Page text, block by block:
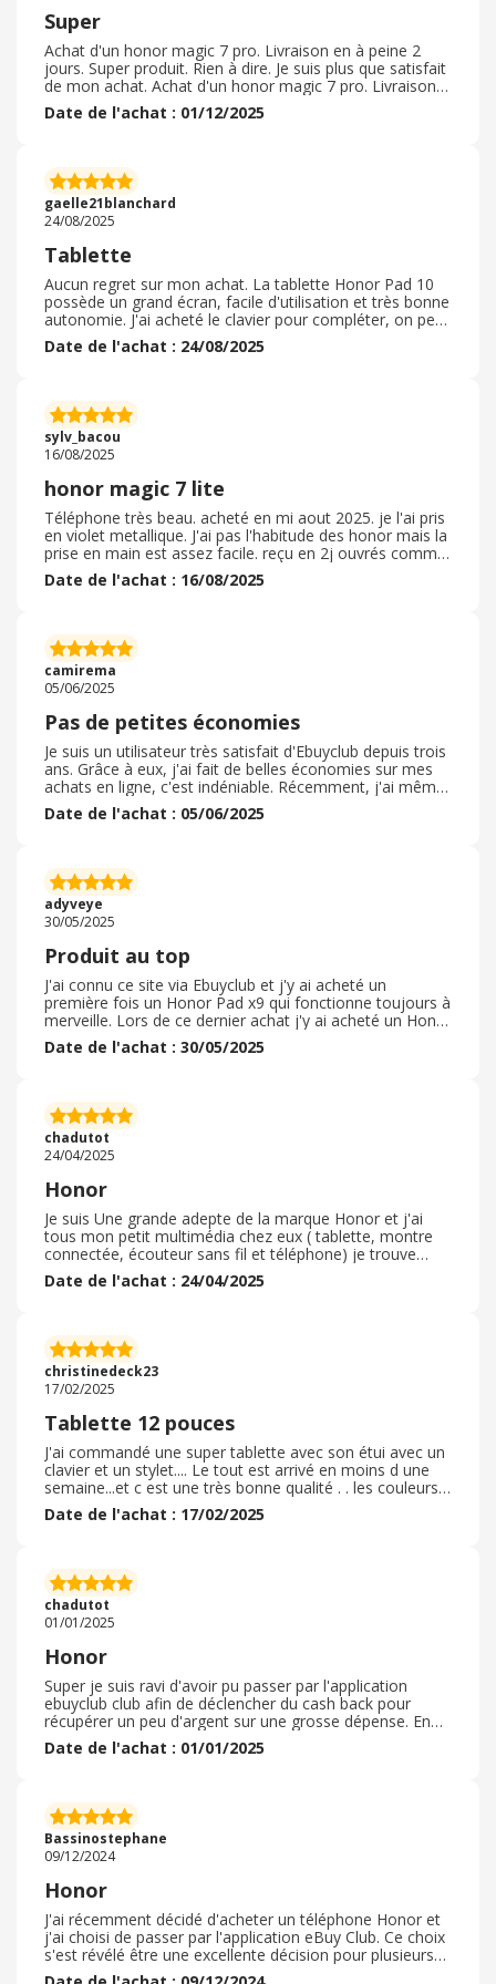
Super
Achat d'un honor magic 7 pro. Livraison en à peine 2
jours. Super produit. Rien à dire. Je suis plus que satisfait
de mon achat. Achat d'un honor magic 7 pro. Livraison
en à peine 2 jours. Super produit. Rien à dire. Je suis plus
que satisfait de mon achat. Achat d'un honor magic 7
honor magic 7 pro. Livraison en à peine 2 jours. Super
produit. Rien à dire. Je suis plus que satisfait de mon
achat.
Date de l'achat : 01/12/2025
gaelle21blanchard
24/08/2025
Tablette
Aucun regret sur mon achat. La tablette Honor Pad 10
possède un grand écran, facile d'utilisation et très bonne
autonomie. J'ai acheté le clavier pour compléter, on peut
l'utiliser avec ou sans la tablette ce qui est très pratique.
Attention pas de chargeur fourni mais un chargeur de
classes, prix avantageux sur la tablette et le clavier, j'ai
eu le stylet en cadeau supplémentaire.
Date de l'achat : 24/08/2025
sylv_bacou
16/08/2025
honor magic 7 lite
Téléphone très beau. acheté en mi aout 2025. je l'ai pris
en violet metallique. J'ai pas l'habitude des honor mais la
prise en main est assez facile. reçu en 2j ouvrés comme
convenu bien emballé j'ai plus profité d'une offre et du
coup j'ai eu une belle réduction. j'ai payé 278 euros au
de mon achat maintenant reste a voir si comme
convenu le téléphone supporte 6 générations de mise a
jour.
Date de l'achat : 16/08/2025
camirema
05/06/2025
Pas de petites économies
Je suis un utilisateur très satisfait d'Ebuyclub depuis trois
ans. Grâce à eux, j'ai fait de belles économies sur mes
achats en ligne, c'est indéniable. Récemment, j'ai même
acheté mon Honor Magic 7 Pro via Ebuyclub et j'ai
économisé 19 euros supplémentaires grâce à leur
pour chaque marchand. C'est parfois un peu complexe,
mais si vous lisez bien les petites lignes, le cashback est
garanti. Malgré cette petite attention à avoir, le service
est fiable, le cashback est versé, et ça vaut vraiment le
coup. Je recommande Ebuyclub à 100% pour faire des
économies intelligentes
Date de l'achat : 05/06/2025
adyveye
30/05/2025
Produit au top
J'ai connu ce site via Ebuyclub et j'y ai acheté un
première fois un Honor Pad x9 qui fonctionne toujours à
merveille. Lors de ce dernier achat j'y ai acheté un Honor
200 Pro pour remplacer un modèle d'une autre marque
pour ma chérie et ce téléphone est vraiment incroyable,
impatiemment un Honor 400 Pro pour moi aussi
rejoindre cette gamme de produit super fiable.
Autonomie longue durée, bonne qualité de photos ,
beau téléphone , excellente qualité d'écran. Livraison
rapide et sûr en retrait chronopost . Le produit était bien
emballé et sans accroc. J'y ai utilisé le code promo
d'ebuyclub comme toujours et tout s'est bien passé. Joli
site d'Honor. Je recommande fortement, vous ne serez
pas déçu ! 100% satisfait
Date de l'achat : 30/05/2025
chadutot
24/04/2025
Honor
Je suis Une grande adepte de la marque Honor et j'ai
tous mon petit multimédia chez eux ( tablette, montre
connectée, écouteur sans fil et téléphone) je trouve
interface très ludique et vraiment complète avec des
coaching personnalisés sur l'application sport par
d'aller sur le shop Honor afin de voir les dernières
nouveautés toujours à la pointe de la technologie j'ai
alors craqué pour le Honor 200 je viens de le recevoir
une vraie pépite de technologie
Date de l'achat : 24/04/2025
christinedeck23
17/02/2025
Tablette 12 pouces
J'ai commandé une super tablette avec son étui avec un
clavier et un stylet.... Le tout est arrivé en moins d une
semaine...et c est une très bonne qualité . . les couleurs
sont extra.... la mémoire est de 266 gb.... l'écran est très
grand 12 pouces...la charge en 33 s est rapide et la
la qualité.... honor est permis les meilleurs tablettes dans
les comparatifs...donc vous pouvez acheter les yeux
fermés
Date de l'achat : 17/02/2025
chadutot
01/01/2025
Honor
Super je suis ravi d'avoir pu passer par l'application
ebuyclub club afin de déclencher du cash back pour
récupérer un peu d'argent sur une grosse dépense. En
effet, j'ai profité du black friday pour me faire un cadeau
la tant convoité tablette honor pad que je voulais depuis
l'occasion pour me faire plaisir de plus j'en ai profité
pour commander avec le clavier et le stylo. J'ai pu faire
une bonne affaire je suis ravi
Date de l'achat : 01/01/2025
Bassinostephane
09/12/2024
Honor
J'ai récemment décidé d'acheter un téléphone Honor et
j'ai choisi de passer par l'application eBuy Club. Ce choix
s'est révélé être une excellente décision pour plusieurs
raisons. Tout d'abord, l'interface de l'application eBuy